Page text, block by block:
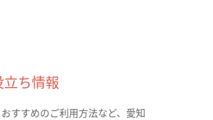
ち情報
すすめのご利用方法など、愛知